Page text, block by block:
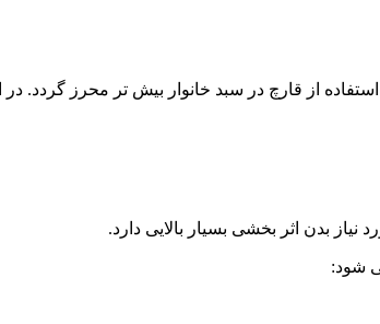
خانوار بیش تر محرز گردد. در ادامه مطلب به ذکر 11 دلیل برای
بدن اثر بخشی بسیار بالایی دارد.
شود: